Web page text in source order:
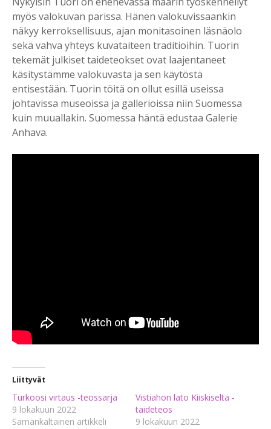
myös valokuvan parissa. Hänen valokuvissaankin
näkyy kerroksellisuus, ajan monitasoinen läsnäolo
sekä vahva yhteys kuvataiteen traditioihin. Tuorin
tekemät julkiset taideteokset ovat laajentaneet
käsitystämme valokuvasta ja sen käytöstä
entisestään. Tuorin töitä on ollut esillä useissa
johtavissa museoissa ja gallerioissa niin Suomessa
kuin muuallakin. Suomessa häntä edustaa Galerie
Anhava.
Liittyvät
Turkoosi virtaus -teossarja
9 lokakuun 2022
Samankaltainen artikkeli
Vistiahon lato Kiiskiseltä -
taideteos
9 lokakuun 2022